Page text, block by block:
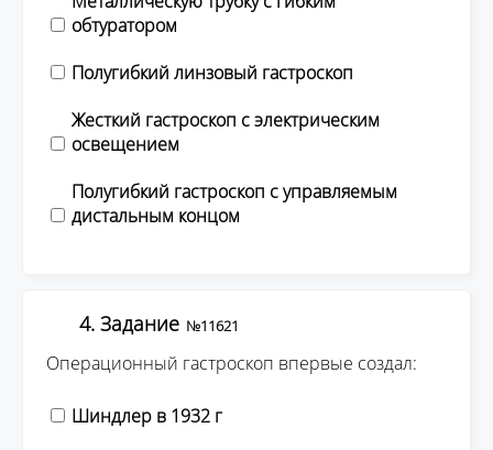
обтуратором
Полугибкий линзовый гастроскоп
Жесткий гастроскоп с электрическим
освещением
Полугибкий гастроскоп с управляемым
дистальным концом
4. Задание №11621
Операционный гастроскоп впервые создал:
Шиндлер в 1932 г